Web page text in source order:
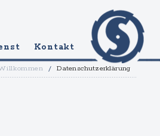
Kontakt
/ Datenschutzerklärung